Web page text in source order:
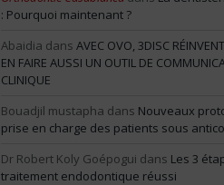
: Pourquoi maintenant ?
Abaidia dans AVEC OVO, 3DISC
EN FAIRE AUSSI UN OUTIL DE
CLINIQUE
Bouadjil mustapha dans Nouveaux
prise en charge des patients sous
Dr Robert Koly Goépogui dans Les 3
traitement endodontique réussi